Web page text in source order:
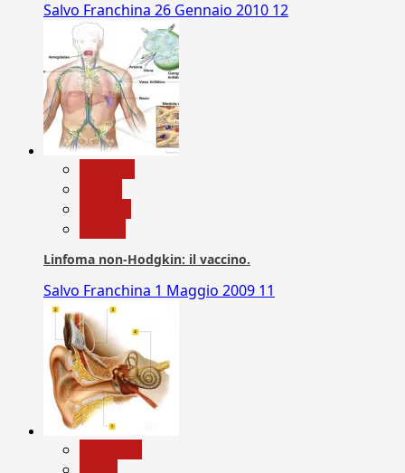
Salvo Franchina 26 Gennaio 2010 12
Linfoma non-Hodgkin: il vaccino.
Salvo Franchina 1 Maggio 2009 11